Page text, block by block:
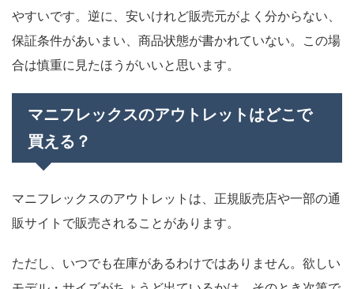
やすいです。逆に、安いけれど販売元がよく分からない、
保証条件があいまい、商品状態が書かれていない。この場
合は慎重に見たほうがいいと思います。
マニフレックスのアウトレットはどこで
買える？
マニフレックスのアウトレットは、正規販売店や一部の通
販サイトで販売されることがあります。
ただし、いつでも在庫があるわけではありません。欲しい